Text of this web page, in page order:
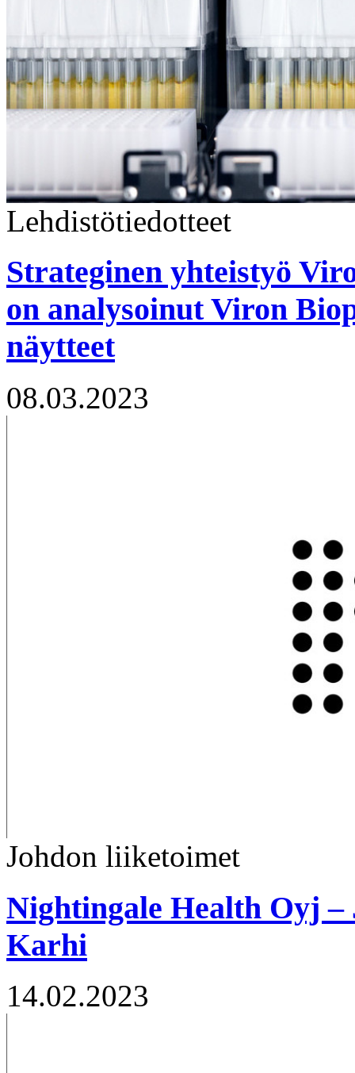
Lehdistötiedotteet
Strateginen yhteistyö
on analysoinut Viron
näytteet
08.03.2023
Johdon liiketoimet
Nightingale Health Oyj
Karhi
14.02.2023